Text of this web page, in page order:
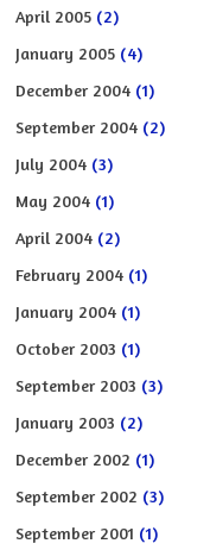
April 2005 (2)
January 2005 (4)
December 2004 (1)
September 2004 (2)
July 2004 (3)
May 2004 (1)
April 2004 (2)
February 2004 (1)
January 2004 (1)
October 2003 (1)
September 2003 (3)
January 2003 (2)
December 2002 (1)
September 2002 (3)
September 2001 (1)